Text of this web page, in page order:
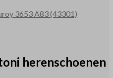
3653 A83(43301)
herenschoenen